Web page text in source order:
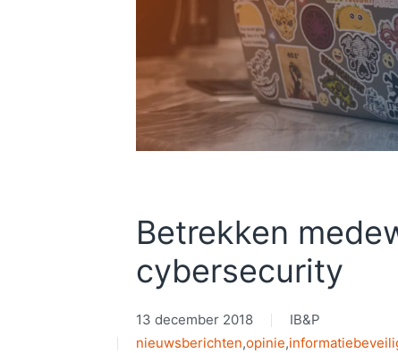
Betrekken
cybersecurity
13 december 2018
IB&P
nieuwsberichten,opinie,